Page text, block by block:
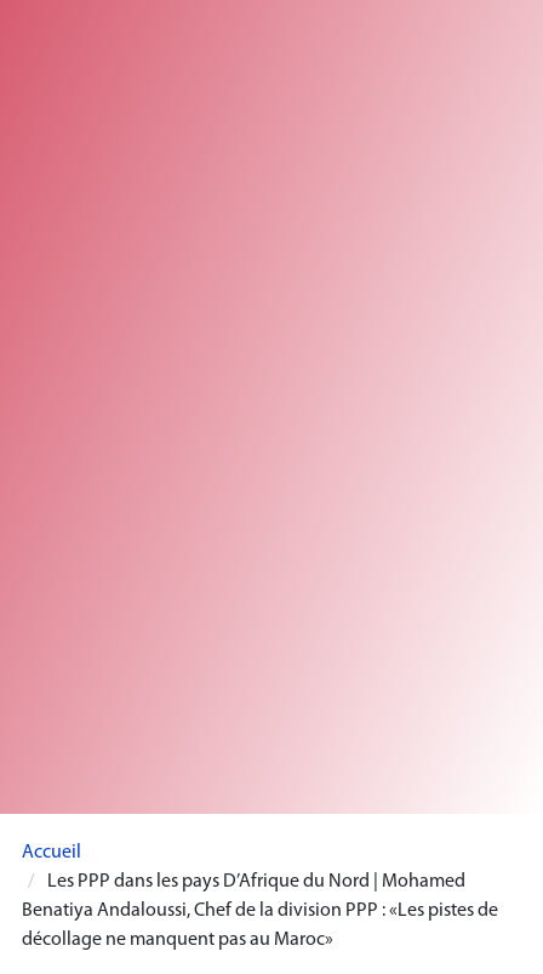
Accueil
Les PPP dans les pays D’Afrique du Nord | Mohamed
Benatiya Andaloussi, Chef de la division PPP : «Les pistes de
décollage ne manquent pas au Maroc»